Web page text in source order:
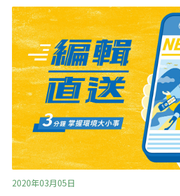
野生動植物，進而穩固全世界所需的海
食物、沿海保護和氣候穩定性。保護大
撈和污染控制等必要措施，每年將耗資
期收益上看10倍。同時還必須解決不斷
保護海洋免於酸化、氧氣減少和珊瑚礁
人們日益認識海洋和紅樹林和鹽沼等沿
氧化碳、保護海岸線及抵抗海平面上升
2020年03月05日